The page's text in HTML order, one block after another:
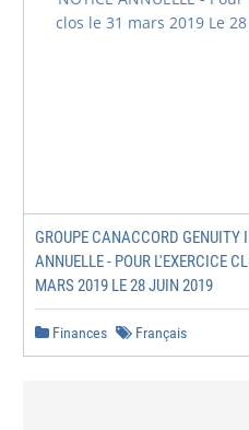
GROUPE CANACCORD GENUITY
ANNUELLE - POUR L'EXERCICE
MARS 2019 LE 28 JUIN 2019
Finances Français